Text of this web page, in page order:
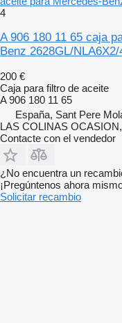
4
A 906 180 11 65 caja
Benz 2628GL/
200 €
Caja para filtro de aceite
A 906 180 11 65
España, Sant Pere
LAS COLINAS
Contacte con el vendedor
¿No encuentra un
¡Pregúntenos ahora
Solicitar recambio